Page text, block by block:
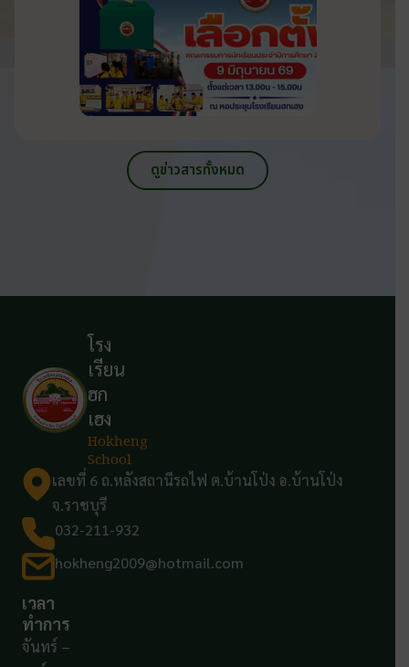
ดูข่าวสารทั้งหมด
โรง
เรียน
ฮก
เฮง
Hokheng
School
เลขที่ 6 ถ.หลังสถานีรถไฟ ต.บ้านโป่ง อ.บ้านโป่ง
จ.ราชบุรี
032-211-932
hokheng2009@hotmail.com
เวลา
ทำการ
จันทร์ –